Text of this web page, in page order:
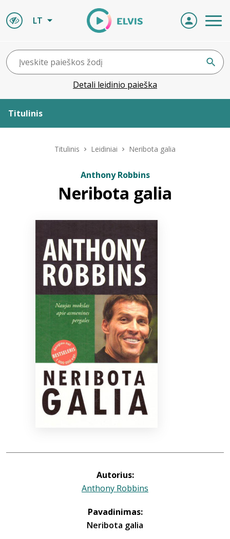
LT
Detali leidinio paieška
Titulinis
ELVIS atvyksta
Bibliotekoms
Titulinis Leidiniai Neribota galia
Anthony Robbins
Neribota galia
Autorius:
Anthony Robbins
Pavadinimas:
Neribota galia